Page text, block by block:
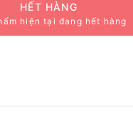
HẾT HÀNG
hiện tại đang hết hàng